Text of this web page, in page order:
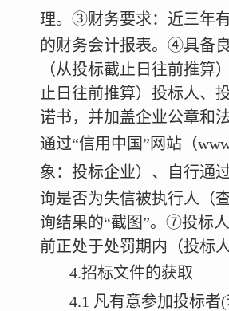
理。 ③财务要求：近三年
的财务会计报表。 ④具备
（从投标截止日往前推算
止日往前推算）投标人、
诺书，并加盖企业公章和
通过“信用中国”网站（
象：投标企业）、自行通
询是否为失信被执行人（
询结果的“截图”。⑦投标
前正处于处罚期内（投标
4.招标文件的获取
4.1 凡有意参加投标者(